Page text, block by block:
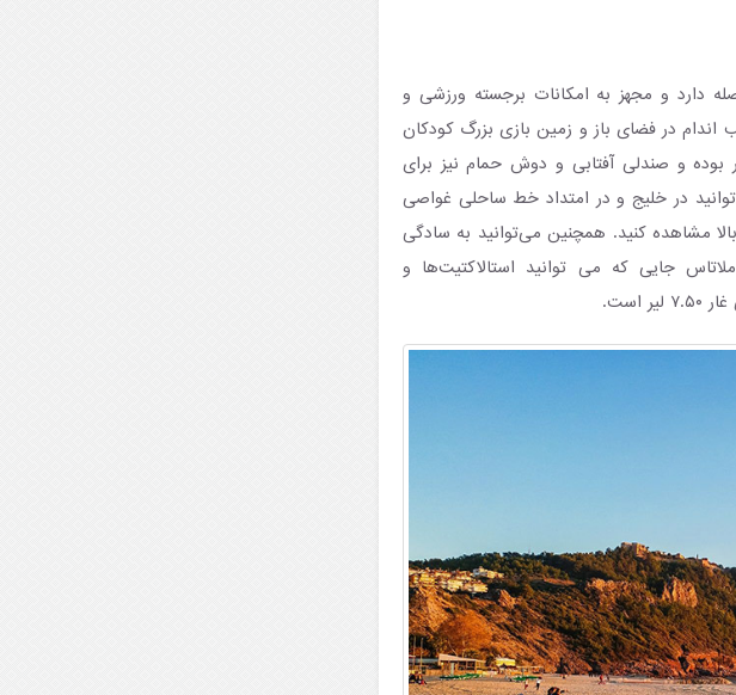
فاصله دارد و مجهز به امکانات برجسته ورزشی و
در فضای باز و زمین بازی بزرگ کودکان
بوده و صندلی آفتابی و دوش حمام نیز برای
در خلیج و در امتداد خط ساحلی غواصی
مشاهده کنید. همچنین می‌توانید به سادگی
جایی که می توانید استالاکتیت‌ها و